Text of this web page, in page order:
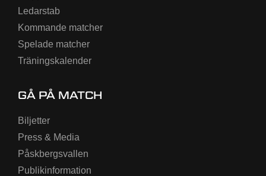
Ledarstab
Kommande matcher
Spelade matcher
Träningskalender
GÅ PÅ MATCH
Biljetter
Press & Media
Påskbergsvallen
Publikinformation